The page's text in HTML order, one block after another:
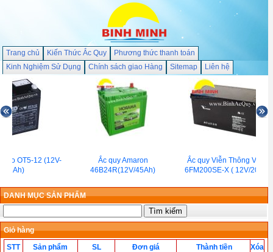
Trang chủ Kiến Thức Ắc Quy
Phương thức thanh toán
Kinh Nghiệm Sử Dụng
Chính sách giao Hàng Sitemap Liên hệ
OT5-12 (12V-
5Ah)
Ắc quy Amaron
46B24R(12V/45Ah)
Ắc quy Viễn Thông Vision
6FM200SE-X ( 12V/
DANH MỤC SẢN PHẨM
Giỏ hàng
STT
Sản phẩm SL Đơn giá Thành tiền Xóa